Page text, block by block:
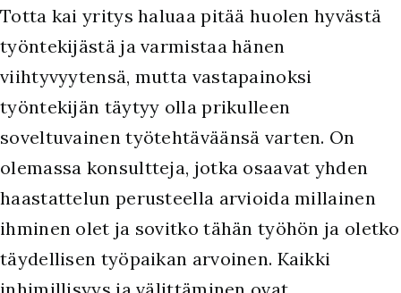
Totta kai yritys haluaa pitää huolen hyvästä
työntekijästä ja varmistaa hänen
viihtyvyytensä, mutta vastapainoksi
työntekijän täytyy olla prikulleen
soveltuvainen työtehtäväänsä varten. On
olemassa konsultteja, jotka osaavat yhden
haastattelun perusteella arvioida millainen
ihminen olet ja sovitko tähän työhön ja oletko
täydellisen työpaikan arvoinen. Kaikki